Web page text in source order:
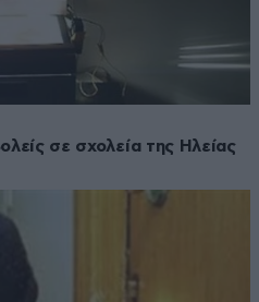
σε σχολεία της Ηλείας